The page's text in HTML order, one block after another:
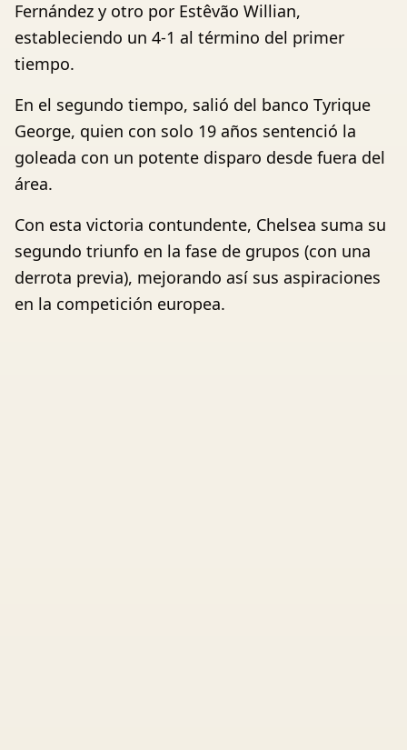
Fernández y otro por Estêvão Willian,
estableciendo un 4-1 al término del primer
tiempo.
En el segundo tiempo, salió del banco Tyrique
George, quien con solo 19 años sentenció la
goleada con un potente disparo desde fuera del
área.
Con esta victoria contundente, Chelsea suma su
segundo triunfo en la fase de grupos (con una
derrota previa), mejorando así sus aspiraciones
en la competición europea.